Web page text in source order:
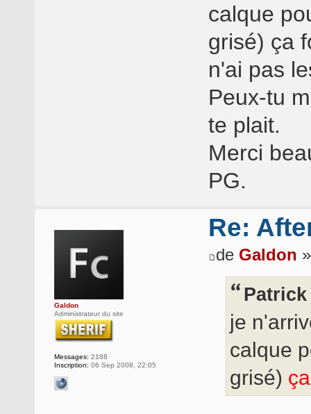
calque
grisé) ça
n'ai pas
Peux-tu
te plait.
Merci
PG.
Galdon
Administrateur du site
Messages: 2188
Inscription: 06 Sep 2008, 22:05
Re:
de Galdon
je
calque
grisé)